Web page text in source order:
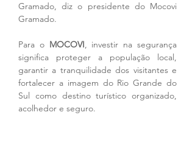
Gramado, diz o presidente do Mocovi
Gramado.
Para o MOCOVI, investir na segurança
significa proteger a população local,
garantir a tranquilidade dos visitantes e
fortalecer a imagem do Rio Grande do
Sul como destino turístico organizado,
acolhedor e seguro.